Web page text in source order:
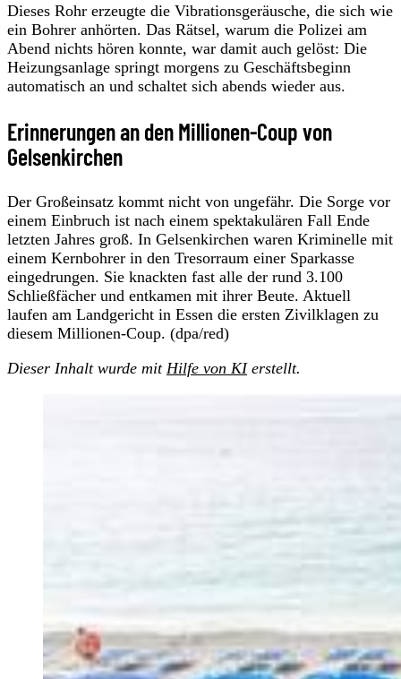
Dieses Rohr erzeugte die Vibrationsgeräusche, die sich wie
ein Bohrer anhörten. Das Rätsel, warum die Polizei am
Abend nichts hören konnte, war damit auch gelöst: Die
Heizungsanlage springt morgens zu Geschäftsbeginn
automatisch an und schaltet sich abends wieder aus.
Erinnerungen an den Millionen-Coup von
Gelsenkirchen
Der Großeinsatz kommt nicht von ungefähr. Die Sorge vor
einem Einbruch ist nach einem spektakulären Fall Ende
letzten Jahres groß. In Gelsenkirchen waren Kriminelle mit
einem Kernbohrer in den Tresorraum einer Sparkasse
eingedrungen. Sie knackten fast alle der rund 3.100
Schließfächer und entkamen mit ihrer Beute. Aktuell
laufen am Landgericht in Essen die ersten Zivilklagen zu
diesem Millionen-Coup. (dpa/red)
Dieser Inhalt wurde mit Hilfe von KIerstellt.